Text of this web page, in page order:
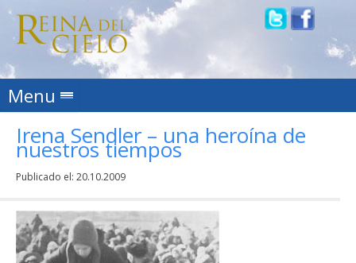
Menu Skip to content
Irena Sendler – una heroína de
nuestros tiempos
Publicado el: 20.10.2009